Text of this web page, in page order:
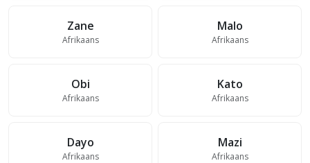
Zane
Afrikaans
Malo
Afrikaans
Obi
Afrikaans
Kato
Afrikaans
Dayo
Afrikaans
Mazi
Afrikaans